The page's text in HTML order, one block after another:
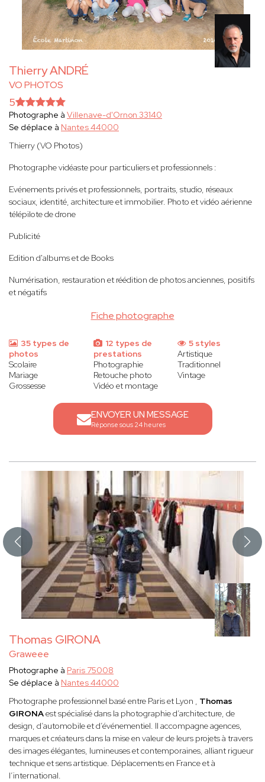
Thierry ANDRÉ
VO PHOTOS
Fiche photographe
5
Photographe à Villenave-d'Ornon 33140
Se déplace à Nantes 44000
Thierry (VO Photos)
Photographe vidéaste pour particuliers et professionnels :
Evénements privés et professionnels, portraits, studio, réseaux
sociaux, identité, architecture et immobilier. Photo et vidéo aérienne
télépilote de drone
Publicité
Edition d'albums et de Books
Numérisation, restauration et réédition de photos anciennes, positifs
et négatifs
35 types de
photos
Scolaire
Mariage
Grossesse
12 types de
prestations
Photographie
Retouche photo
Vidéo et montage
5 styles
Artistique
Traditionnel
Vintage
ENVOYER UN MESSAGE
Réponse sous 24 heures
Thomas GIRONA
Graweee
Photographe à Paris 75008
Se déplace à Nantes 44000
Photographe professionnel basé entre Paris et Lyon , Thomas
GIRONAest spécialisé dans la photographie d’architecture, de
design, d’automobile et d’événementiel. Il accompagne agences,
marques et créateurs dans la mise en valeur de leurs projets à travers
des images élégantes, lumineuses et contemporaines, alliant rigueur
technique et sens artistique. Déplacements en France et à
l’international.